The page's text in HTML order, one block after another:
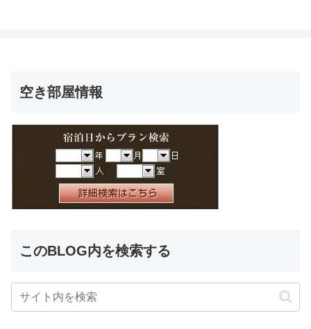
空き部屋情報
このBLOG内を検索する